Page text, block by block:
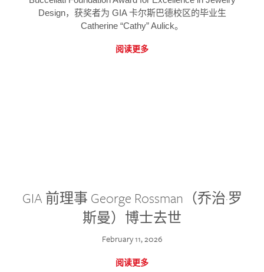
Design，获奖者为 GIA 卡尔斯巴德校区的毕业生
Catherine “Cathy” Aulick。
阅读更多
GIA 前理事 George Rossman（乔治·罗
斯曼）博士去世
February 11, 2026
阅读更多